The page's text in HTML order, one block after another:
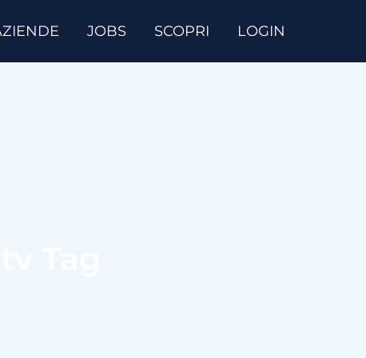
JOBS SCOPRI LOGIN